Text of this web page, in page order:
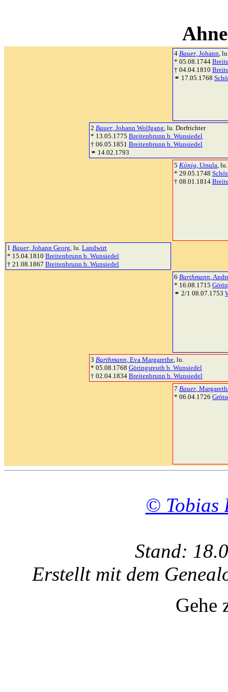
4 Bauer, Johann,
* 05.08.1744
† 04.04.1810
⚭ 17.05.1768
2 Bauer, Johann Wolfgang, lu. Dorfrichter
* 13.05.1775 Breitenbrunn b. Wunsiedel
† 06.05.1851 Breitenbrunn b. Wunsiedel
⚭ 14.02.1793
5 König, Ursula, lu.
* 29.05.1748
† 08.01.1814
1 Bauer, Johann Georg, lu. Landwirt
* 15.04.1810 Breitenbrunn b. Wunsiedel
† 21.08.1867 Breitenbrunn b. Wunsiedel
6 Barthmann,
* 16.08.1715
⚭ 2/1 08.07.1753
3 Barthmann, Eva Margarethe, lu.
* 05.08.1768 Göringsreuth b. Wunsiedel
† 02.04.1834 Breitenbrunn b. Wunsiedel
7 Bauer,
* 06.04.1726
© Tobias
Stand:
Erstellt mit dem
Gehe